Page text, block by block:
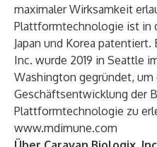
maximaler Wirksamkeit
Plattformtechnologie ist in
Japan und Korea
Inc. wurde 2019 in Seattle
Washington gegründet, um
Geschäftsentwicklung der
Plattformtechnologie zu
www.mdimune.com